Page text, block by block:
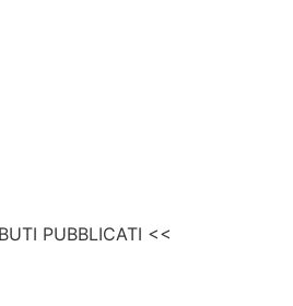
PUBBLICATI <<